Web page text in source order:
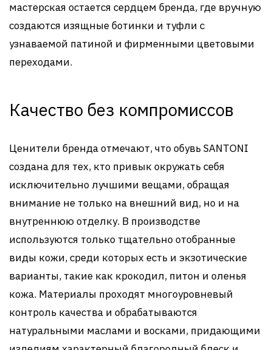
мастерская остается сердцем бренда, где вручную
создаются изящные ботинки и туфли с
узнаваемой патиной и фирменными цветовыми
переходами.
Качество без компромиссов
Ценители бренда отмечают, что обувь SANTONI
создана для тех, кто привык окружать себя
исключительно лучшими вещами, обращая
внимание не только на внешний вид, но и на
внутреннюю отделку. В производстве
используются только тщательно отобранные
виды кожи, среди которых есть и экзотические
варианты, такие как крокодил, питон и оленья
кожа. Материалы проходят многоуровневый
контроль качества и обрабатываются
натуральными маслами и восками, придающими